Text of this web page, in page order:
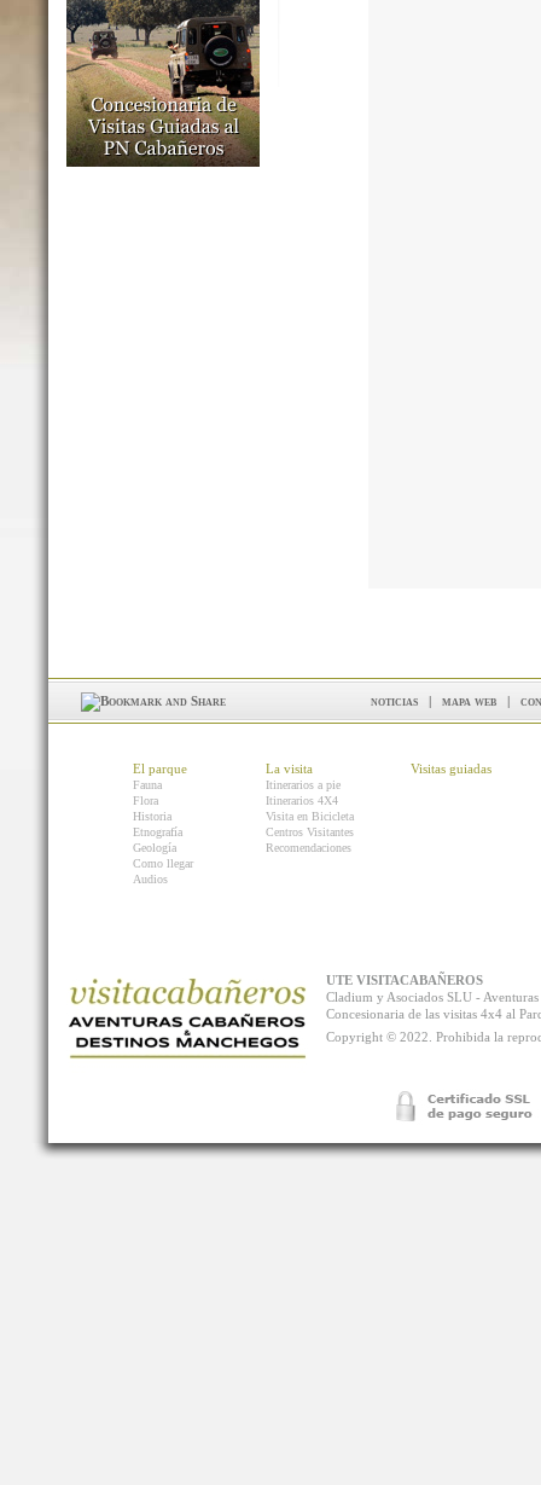
noticias | mapa web |
El parque
Fauna
Flora
Historia
Etnografía
Geología
Como llegar
Audios
La visita
Itinerarios a pie
Itinerarios 4X4
Visita en Bicicleta
Centros Visitantes
Recomendaciones
Visitas guiadas
UTE VISITACABAÑEROS
Cladium y Asociados SLU -
Concesionaria de las visitas 4x4 al
Copyright © 2022. Prohibida la